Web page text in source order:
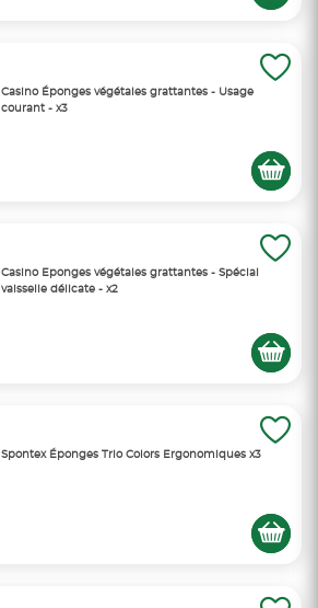
Casino Éponges végétales grattantes - Usage
courant - x3
Casino Eponges végétales grattantes - Spécial
vaisselle délicate - x2
Spontex Éponges Trio Colors Ergonomiques x3